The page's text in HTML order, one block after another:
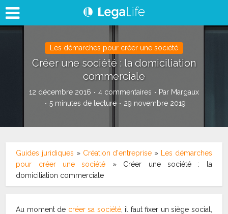
Les démarches pour créer une société
Créer une société : la domiciliation
commerciale
12 décembre 2016 4 commentaires Par Margaux
5 minutes de lecture
29 novembre 2019
Guides juridiques » Création d'entreprise »
Les démarches
pour créer une société » Créer une société : la
domiciliation commerciale
Au moment de créer sa société, il faut fixer un siège social,